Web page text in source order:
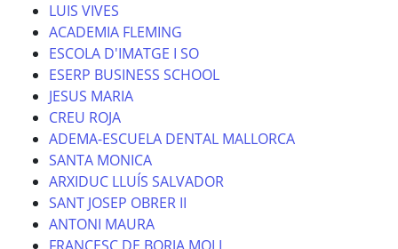
LUIS VIVES
ACADEMIA FLEMING
ESCOLA D'IMATGE I SO
ESERP BUSINESS SCHOOL
JESUS MARIA
CREU ROJA
ADEMA-ESCUELA DENTAL MALLORCA
SANTA MONICA
ARXIDUC LLUÍS SALVADOR
SANT JOSEP OBRER II
ANTONI MAURA